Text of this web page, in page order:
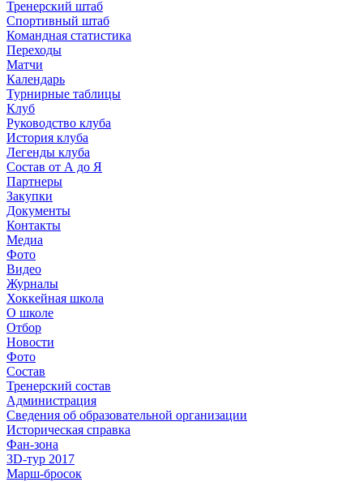
Тренерский штаб
Спортивный штаб
Командная статистика
Переходы
Матчи
Календарь
Турнирные таблицы
Клуб
Руководство клуба
История клуба
Легенды клуба
Состав от А до Я
Партнеры
Закупки
Документы
Контакты
Медиа
Фото
Видео
Журналы
Хоккейная школа
О школе
Отбор
Новости
Фото
Состав
Тренерский состав
Администрация
Сведения об образовательной организации
Историческая справка
Фан-зона
3D-тур 2017
Марш-бросок